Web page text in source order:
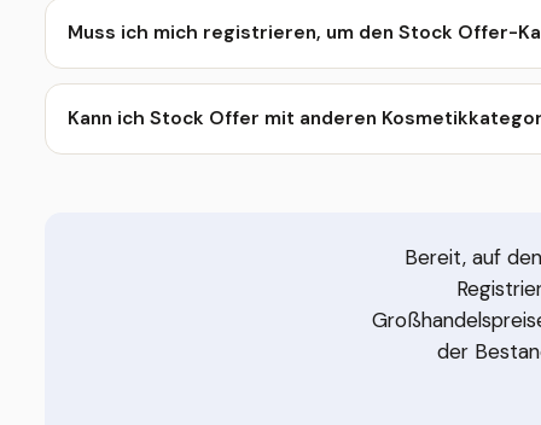
Muss ich mich registrieren, um den Stock Offer-
Kann ich Stock Offer mit anderen
Bereit, auf
der